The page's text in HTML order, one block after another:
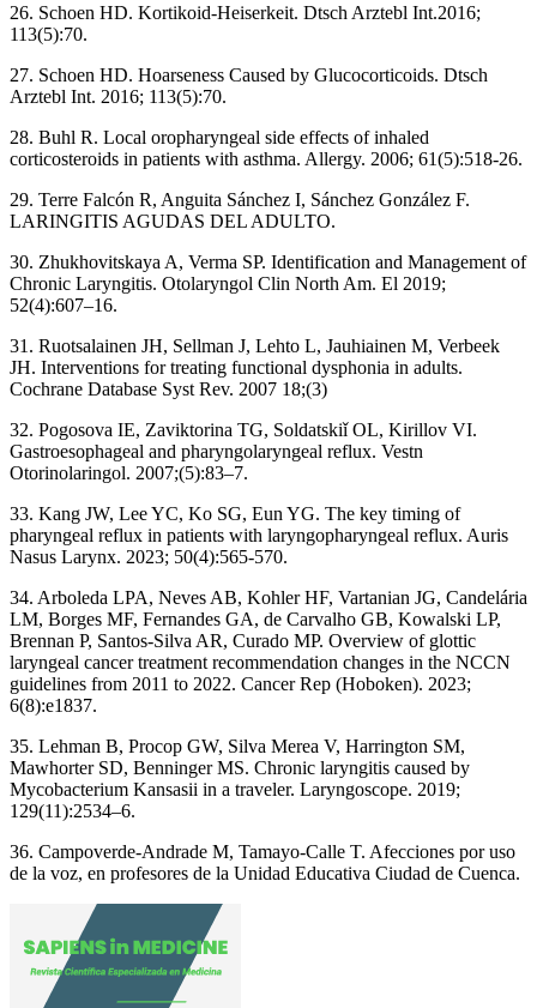
26. Schoen HD. Kortikoid-Heiserkeit. Dtsch Arztebl Int.2016;
113(5):70.
27. Schoen HD. Hoarseness Caused by Glucocorticoids. Dtsch
Arztebl Int. 2016; 113(5):70.
28. Buhl R. Local oropharyngeal side effects of inhaled
corticosteroids in patients with asthma. Allergy. 2006; 61(5):518-26.
29. Terre Falcón R, Anguita Sánchez I, Sánchez González F.
LARINGITIS AGUDAS DEL ADULTO.
30. Zhukhovitskaya A, Verma SP. Identification and Management of
Chronic Laryngitis. Otolaryngol Clin North Am. El 2019;
52(4):607–16.
31. Ruotsalainen JH, Sellman J, Lehto L, Jauhiainen M, Verbeek
JH. Interventions for treating functional dysphonia in adults.
Cochrane Database Syst Rev. 2007 18;(3)
32. Pogosova IE, Zaviktorina TG, Soldatskiǐ OL, Kirillov VI.
Gastroesophageal and pharyngolaryngeal reflux. Vestn
Otorinolaringol. 2007;(5):83–7.
33. Kang JW, Lee YC, Ko SG, Eun YG. The key timing of
pharyngeal reflux in patients with laryngopharyngeal reflux. Auris
Nasus Larynx. 2023; 50(4):565-570.
34. Arboleda LPA, Neves AB, Kohler HF, Vartanian JG, Candelária
LM, Borges MF, Fernandes GA, de Carvalho GB, Kowalski LP,
Brennan P, Santos-Silva AR, Curado MP. Overview of glottic
laryngeal cancer treatment recommendation changes in the NCCN
guidelines from 2011 to 2022. Cancer Rep (Hoboken). 2023;
6(8):e1837.
35. Lehman B, Procop GW, Silva Merea V, Harrington SM,
Mawhorter SD, Benninger MS. Chronic laryngitis caused by
Mycobacterium Kansasii in a traveler. Laryngoscope. 2019;
129(11):2534–6.
36. Campoverde-Andrade M, Tamayo-Calle T. Afecciones por uso
de la voz, en profesores de la Unidad Educativa Ciudad de Cuenca.